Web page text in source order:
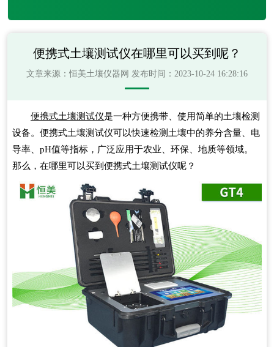
便携式土壤测试仪在哪里可以买到呢？
文章来源：恒美土壤仪器网 发布时间：2023-10-24 16:28:16
便携式土壤测试仪是一种方便携带、使用简单的土壤检测
设备。便携式土壤测试仪可以快速检测土壤中的养分含量、电
导率、pH值等指标，广泛应用于农业、环保、地质等领域。
那么，在哪里可以买到便携式土壤测试仪呢？